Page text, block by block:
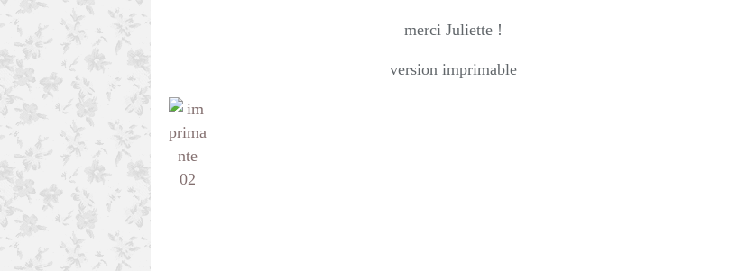
merci Juliette !
version imprimable